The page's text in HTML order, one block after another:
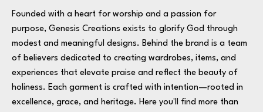
Founded with a heart for worship and a passion for
purpose, Genesis Creations exists to glorify God through
modest and meaningful designs. Behind the brand is a team
of believers dedicated to creating wardrobes, items, and
experiences that elevate praise and reflect the beauty of
holiness. Each garment is crafted with intention—rooted in
excellence, grace, and heritage. Here you'll find more than